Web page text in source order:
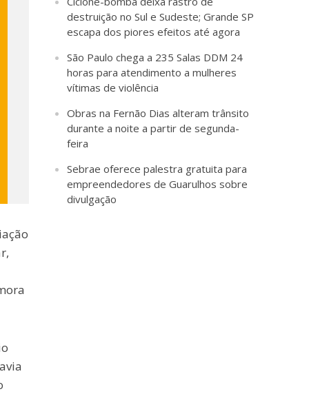
destruição no Sul e Sudeste; Grande SP
escapa dos piores efeitos até agora
São Paulo chega a 235 Salas DDM 24
horas para atendimento a mulheres
vítimas de violência
Obras na Fernão Dias alteram trânsito
durante a noite a partir de segunda-
feira
Sebrae oferece palestra gratuita para
empreendedores de Guarulhos sobre
divulgação